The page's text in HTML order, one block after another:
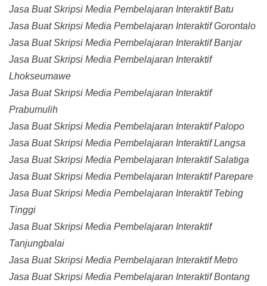
Jasa Buat Skripsi Media Pembelajaran Interaktif Batu
Jasa Buat Skripsi Media Pembelajaran Interaktif Gorontalo
Jasa Buat Skripsi Media Pembelajaran Interaktif Banjar
Jasa Buat Skripsi Media Pembelajaran Interaktif
Lhokseumawe
Jasa Buat Skripsi Media Pembelajaran Interaktif
Prabumulih
Jasa Buat Skripsi Media Pembelajaran Interaktif Palopo
Jasa Buat Skripsi Media Pembelajaran Interaktif Langsa
Jasa Buat Skripsi Media Pembelajaran Interaktif Salatiga
Jasa Buat Skripsi Media Pembelajaran Interaktif Parepare
Jasa Buat Skripsi Media Pembelajaran Interaktif Tebing
Tinggi
Jasa Buat Skripsi Media Pembelajaran Interaktif
Tanjungbalai
Jasa Buat Skripsi Media Pembelajaran Interaktif Metro
Jasa Buat Skripsi Media Pembelajaran Interaktif Bontang